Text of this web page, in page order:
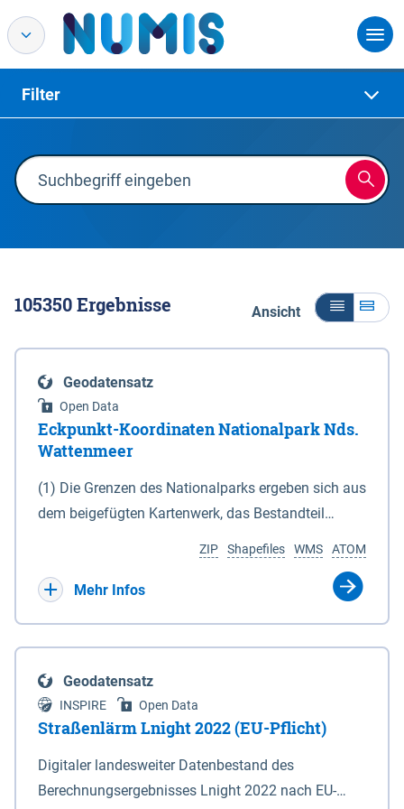
Filter
105350Ergebnisse Ansicht
Geodatensatz
Open Data
Eckpunkt-Koordinaten Nationalpark Nds.
Wattenmeer
(1) Die Grenzen des Nationalparks ergeben sich aus
dem beigefügten Kartenwerk, das Bestandteil
(DTK) im Maßstab 1 : 100 000 (Anlage 2), 2.
verkleinerte Amtliche Karte 1 : 5 000 (AK5) im
projizierte Koordinaten im Europäischen
Terrestrischen Referenzsystem 1989 (ETRS 89) mit
der Universalen Transversalen Mercator-Abbildung
bezogen auf die Zone 32 N (UTM 32N) dargestellt
(Anlage 4); Gleiches gilt für die geografischen
ATOM
WMS
Shapefiles
ZIP
Mehr Infos
Geodatensatz
INSPIRE Open Data
Straßenlärm Lnight 2022 (EU-Pflicht)
Digitaler landesweiter Datenbestand des
Berechnungsergebnisses Lnight 2022 nach EU-